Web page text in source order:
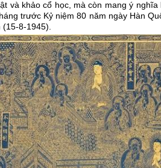
và khảo cổ học, mà còn mang ý nghĩa
trước Kỷ niệm 80 năm ngày Hàn
(15-8-1945).